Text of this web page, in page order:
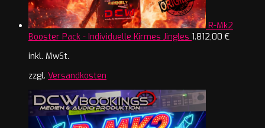
R-Mk2
Booster Pack - Individuelle Kirmes Jingles 1.812,00 €
inkl. MwSt.
zzgl. Versandkosten